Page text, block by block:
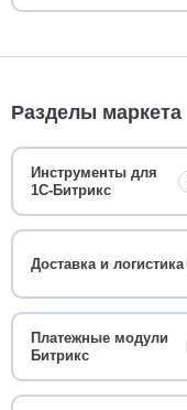
Разделы маркета
Инструменты для
1С-Битрикс
Доставка и логистика
Платежные модули
Битрикс